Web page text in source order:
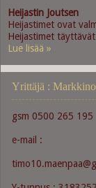
Heijastin Joutsen
Heijastimet ovat
Heijastimet täyttävät
Lue lisää »
Yrittäjä :
gsm 0500 265 195
e-mail :